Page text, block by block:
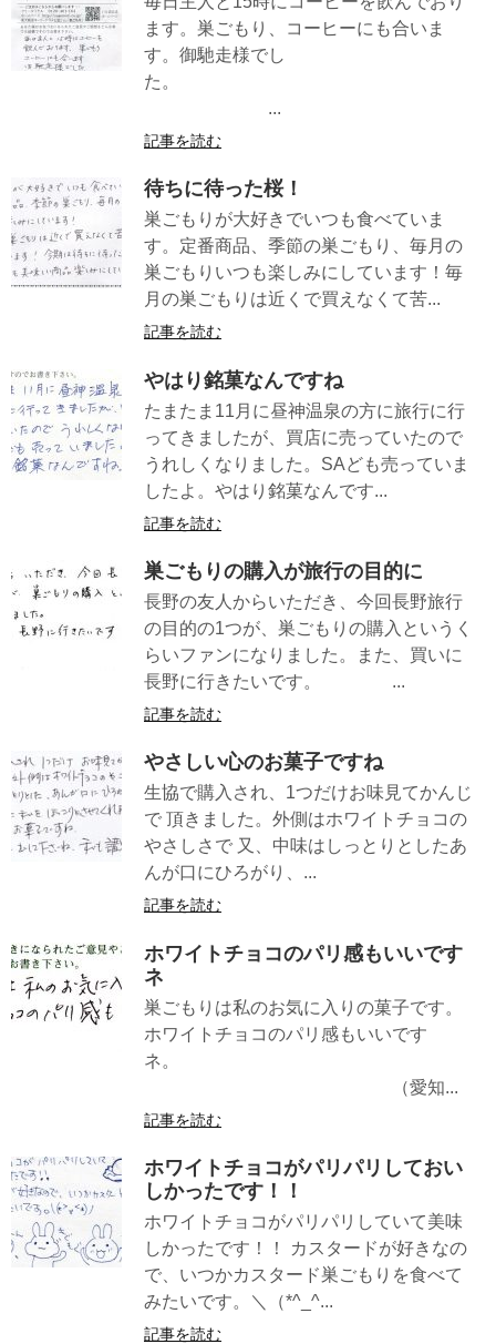
ます。巣ごもり、コーヒーにも合いま
す。御馳走様でし
た。
...
記事を読む
待ちに待った桜！
巣ごもりが大好きでいつも食べていま
す。定番商品、季節の巣ごもり、毎月の
巣ごもりいつも楽しみにしています！毎
月の巣ごもりは近くで買えなくて苦...
記事を読む
やはり銘菓なんですね
たまたま11月に昼神温泉の方に旅行に行
ってきましたが、買店に売っていたので
うれしくなりました。SAども売っていま
したよ。やはり銘菓なんです...
記事を読む
巣ごもりの購入が旅行の目的に
長野の友人からいただき、今回長野旅行
の目的の1つが、巣ごもりの購入というく
らいファンになりました。また、買いに
長野に行きたいです。 ...
記事を読む
やさしい心のお菓子ですね
生協で購入され、1つだけお味見てかんじ
で 頂きました。外側はホワイトチョコの
やさしさで 又、中味はしっとりとしたあ
んが口にひろがり、...
記事を読む
ホワイトチョコのパリ感もいいです
ネ
巣ごもりは私のお気に入りの菓子です。
ホワイトチョコのパリ感もいいです
ネ。
（愛知...
記事を読む
ホワイトチョコがパリパリしておい
しかったです！！
ホワイトチョコがパリパリしていて美味
しかったです！！ カスタードが好きなの
で、いつかカスタード巣ごもりを食べて
みたいです。＼（*^_^...
記事を読む